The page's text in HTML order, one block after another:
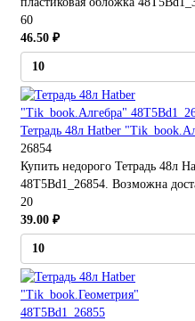
60
46.50 ₽
Тетрадь 48л Hatber
26854
Купить недорого Тетрадь 48л
48Т5Bd1_26854. Возможна
20
39.00 ₽